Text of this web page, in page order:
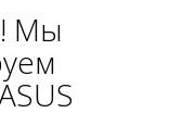
Мы